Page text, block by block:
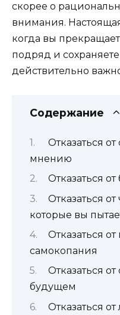
скорее о
внимания.
когда вы
подряд и
действительно
Содержание
Отказаться
мнению
Отказаться
Отказаться
которые вы
Отказаться
самокопания
Отказаться
будущем
Отказаться